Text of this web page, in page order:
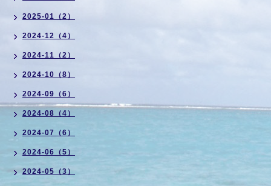
2025-01（2）
2024-12（4）
2024-11（2）
2024-10（8）
2024-09（6）
2024-08（4）
2024-07（6）
2024-06（5）
2024-05（3）